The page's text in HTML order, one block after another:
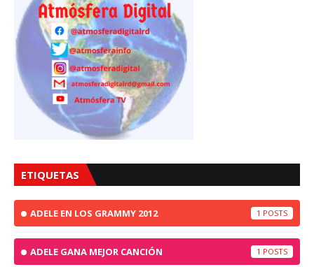
ETIQUETAS
ADELE EN LOS GRAMMY 2012 1
ADELE GANA MEJOR CANCIÓN 1